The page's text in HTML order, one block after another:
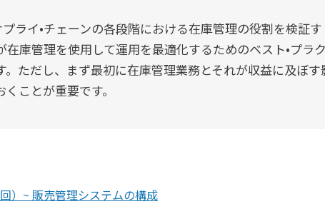
ライ•チェーンの各段階における在庫管理の役割を検証す
在庫管理を使用して運用を最適化するためのベスト•プラ
。ただし、まず最初に在庫管理業務とそれが収益に及ぼす
ことが重要です。
）~ 販売管理システムの構成